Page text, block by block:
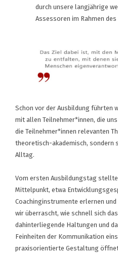
durch unsere langjährige
Assessoren im Rahmen des
Schon vor der Ausbildung führten
mit allen Teilnehmer*innen, die
die Teilnehmer*innen relevanten
theoretisch-akademisch, sondern
Alltag.
Vom ersten Ausbildungstag
Mittelpunkt, etwa
Coachinginstrumente erlernen
wir überrascht, wie schnell sich
dahinterliegende Haltungen und
Feinheiten der Kommunikation
praxisorientierte Gestaltung